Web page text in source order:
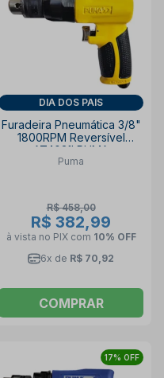
DIA DOS PAIS
Furadeira Pneumática 3/8"
1800RPM Reversível
AT4031I PUMA
Puma
R$ 458,00
R$ 382,99
à vista no PIX com 10% OFF
6x de R$ 70,92
COMPRAR
17% OFF